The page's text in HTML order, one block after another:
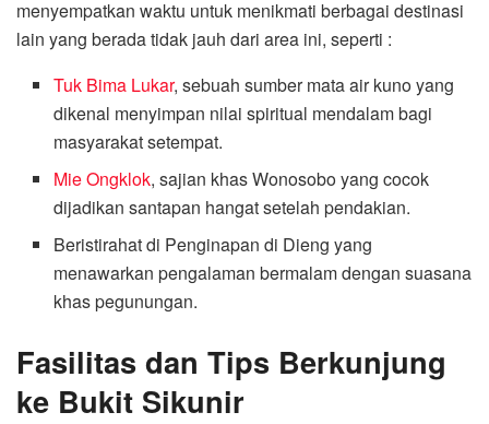
menyempatkan waktu untuk menikmati berbagai destinasi
lain yang berada tidak jauh dari area ini, seperti :
Tuk Bima Lukar, sebuah sumber mata air kuno yang
dikenal menyimpan nilai spiritual mendalam bagi
masyarakat setempat.
Mie Ongklok, sajian khas Wonosobo yang cocok
dijadikan santapan hangat setelah pendakian.
Beristirahat di Penginapan di Dieng yang
menawarkan pengalaman bermalam dengan suasana
khas pegunungan.
Fasilitas dan Tips Berkunjung
ke Bukit Sikunir